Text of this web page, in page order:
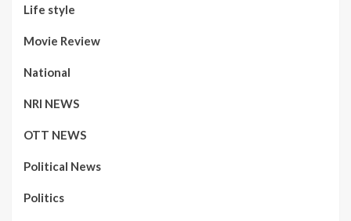
Life style
Movie Review
National
NRI NEWS
OTT NEWS
Political News
Politics